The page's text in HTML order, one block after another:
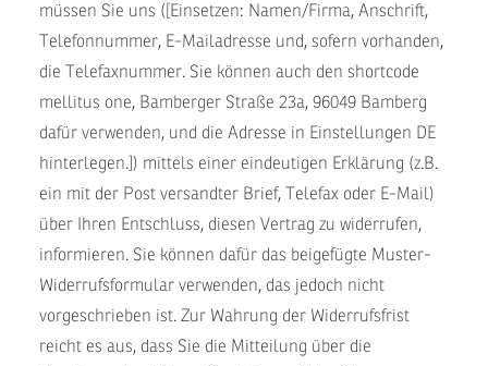
müssen Sie uns ([Einsetzen: Namen/Firma, Anschrift,
Telefonnummer, E-Mailadresse und, sofern vorhanden,
die Telefaxnummer. Sie können auch den shortcode
mellitus one, Bamberger Straße 23a, 96049 Bamberg
dafür verwenden, und die Adresse in Einstellungen DE
hinterlegen.]) mittels einer eindeutigen Erklärung (z.B.
ein mit der Post versandter Brief, Telefax oder E-Mail)
über Ihren Entschluss, diesen Vertrag zu widerrufen,
informieren. Sie können dafür das beigefügte Muster-
Widerrufsformular verwenden, das jedoch nicht
vorgeschrieben ist. Zur Wahrung der Widerrufsfrist
reicht es aus, dass Sie die Mitteilung über die